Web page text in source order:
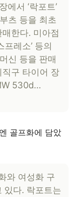
에서 ‘락포트’
츠 등을 최초
한다. 미아점
프레소’ 등의
신 등을 판매
구 타이어 장
530d…
골프화에 담았
와 여성화 구
있다. 락포트는